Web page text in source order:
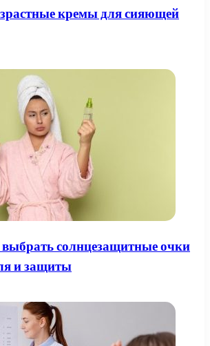
кремы для сияющей
солнцезащитные очки
и защиты